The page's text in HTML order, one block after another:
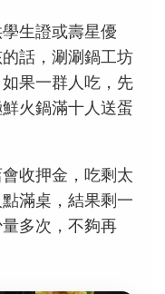
生證或壽星優
話，涮涮鍋工坊
果一群人吃，先
火鍋滿十人送蛋
收押金，吃剩太
滿桌，結果剩一
多次，不夠再